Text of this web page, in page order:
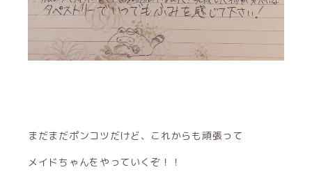
まだまだポンコツだけど、これからも頑張って
メイドちゃんをやっていくぞ！！